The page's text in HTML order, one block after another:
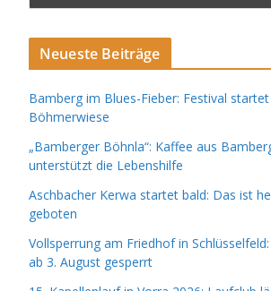
Neueste Beiträge
Bamberg im Blues-Fieber: Festival
Böhmerwiese
„Bamberger Böhnla“: Kaffee aus
unterstützt die Lebenshilfe
Aschbacher Kerwa startet bald: Das ist
geboten
Vollsperrung am Friedhof in
ab 3. August gesperrt